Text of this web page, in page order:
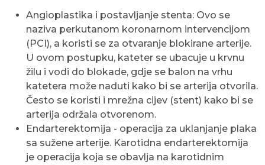
Angioplastika i postavljanje stenta: Ovo se
naziva perkutanom koronarnom intervencijom
(PCI), a koristi se za otvaranje blokirane arterije.
U ovom postupku, kateter se ubacuje u krvnu
žilu i vodi do blokade, gdje se balon na vrhu
katetera može naduti kako bi se arterija otvorila.
Često se koristi i mrežna cijev (stent) kako bi se
arterija održala otvorenom.
Endarterektomija - operacija za uklanjanje plaka
sa sužene arterije. Karotidna endarterektomija
je operacija koja se obavlja na karotidnim